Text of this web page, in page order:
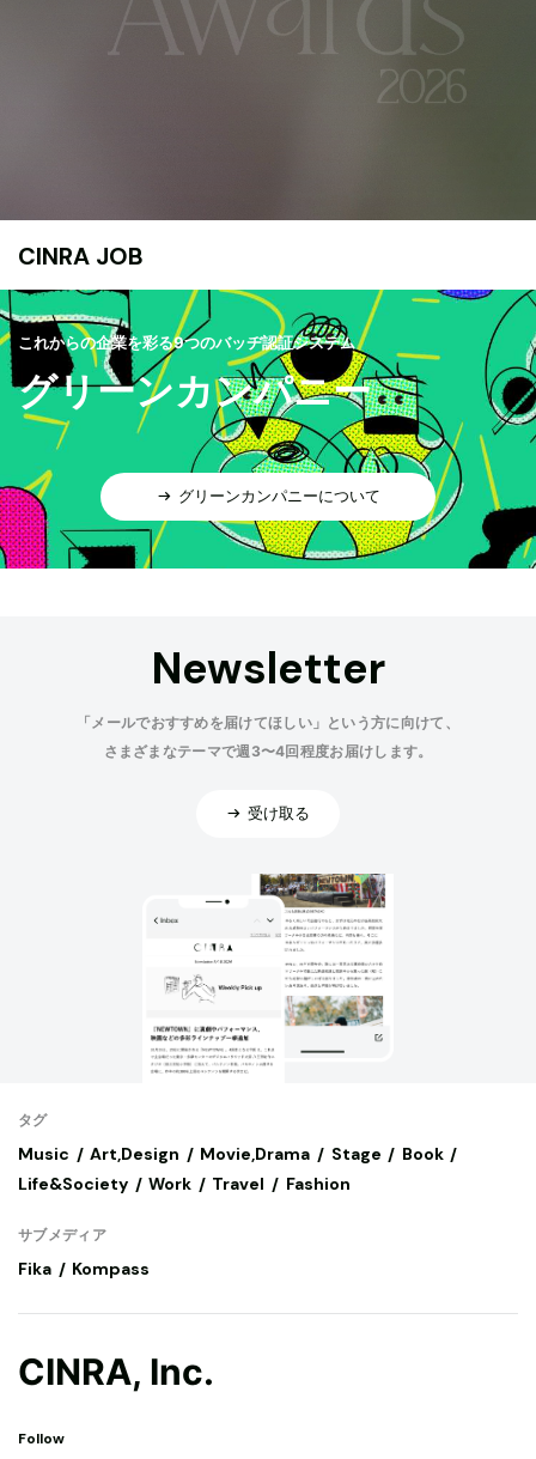
CINRA JOB
これからの企業を彩る9つのバッヂ認証システム
グリーンカンパニー
グリーンカンパニーについて
Newsletter
「メールでおすすめを届けてほしい」という方に向けて、
さまざまなテーマで週3〜4回程度お届けします。
受け取る
タグ
Music Art,Design Movie,Drama Stage
Book
Life&Society
Work Travel Fashion
サブメディア
Fika Kompass
CINRA, Inc.
Follow